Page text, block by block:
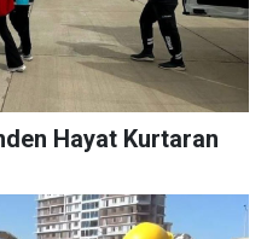
Hayat Kurtaran